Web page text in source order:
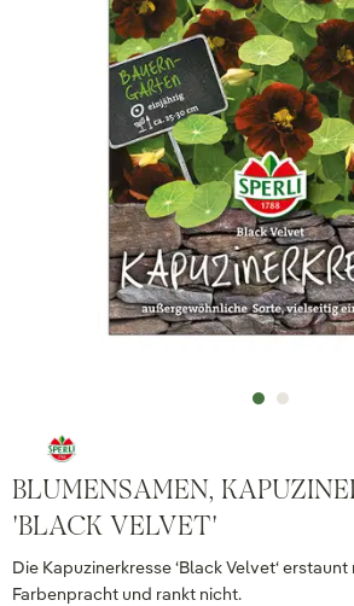
BLUMENSAMEN,
'BLACK VELVET'
Die Kapuzinerkresse ‘Black Velvet‘
Farbenpracht und rankt nicht.